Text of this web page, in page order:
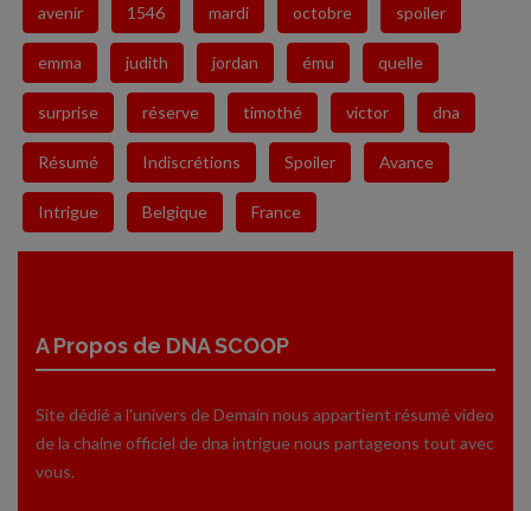
avenir 1546 mardi octobre spoiler
emma judith jordan ému quelle
surprise réserve timothé victor dna
Résumé Indiscrétions Spoiler Avance
Intrigue Belgique France
A Propos de DNA SCOOP
Site dédié a l'univers de Demain nous appartient résumé video
de la chaine officiel de dna intrigue nous partageons tout avec
vous.